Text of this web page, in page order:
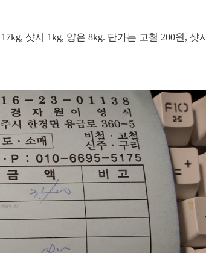
샷시 1kg, 양은 8kg. 단가는 고철 200원, 샷시